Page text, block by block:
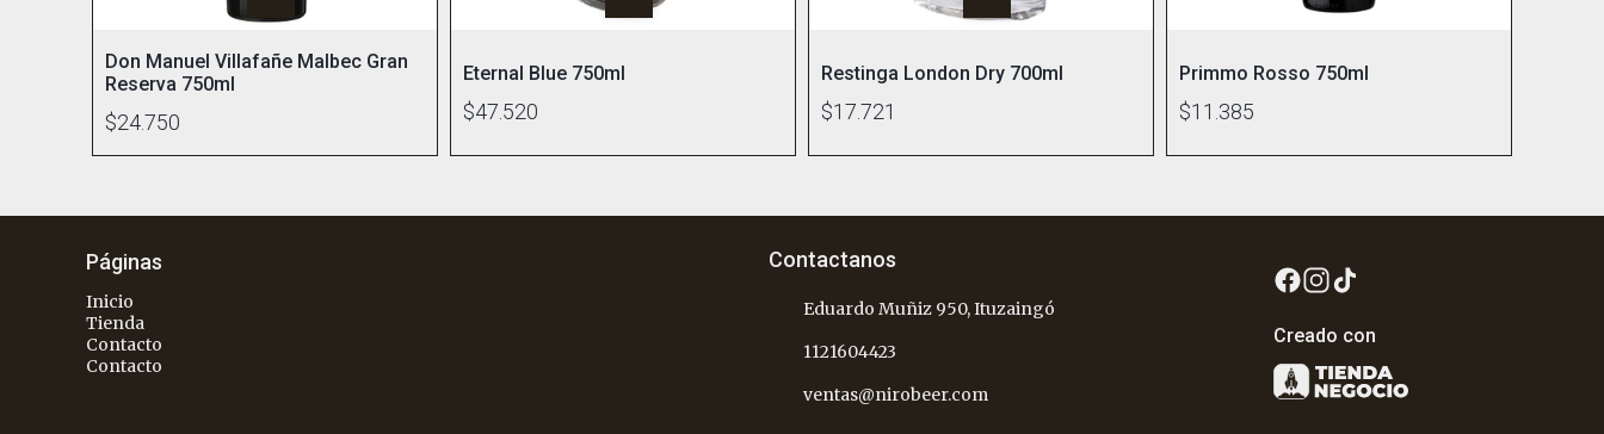
Don Manuel Villafañe Malbec Gran
Reserva 750ml
$24.750
Eternal Blue 750ml
$47.520
Restinga London Dry 700ml
$17.721
Primmo Rosso 750ml
$11.385
Páginas
Inicio
Tienda
Contacto
Contacto
Contactanos
Eduardo Muñiz 950, Ituzaingó
1121604423
ventas@nirobeer.com
Creado con